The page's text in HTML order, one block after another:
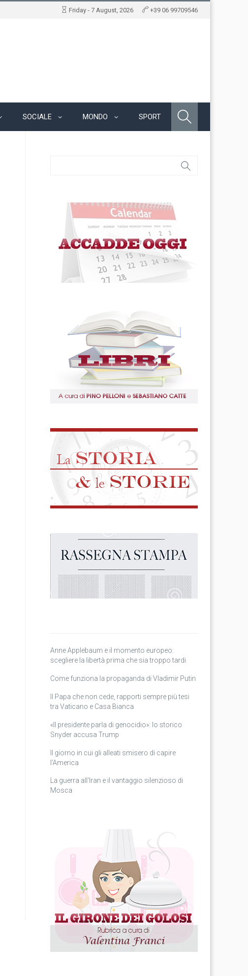
Friday - 7 August, 2026 +39 06 99709546
SOCIALE MONDO SPORT
Anne Applebaum e il momento europeo:
scegliere la libertà prima che sia troppo tardi
Come funziona la propaganda di Vladimir Putin
Il Papa che non cede, rapporti sempre più tesi
tra Vaticano e Casa Bianca
«Il presidente parla di genocidio»: lo storico
Snyder accusa Trump
Il giorno in cui gli alleati smisero di capire
l’America
La guerra all’Iran e il vantaggio silenzioso di
Mosca